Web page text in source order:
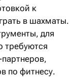
к
в шахматы.
для
требуются
по фитнесу.